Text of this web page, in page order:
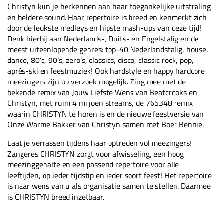
Christyn kun je herkennen aan haar toegankelijke uitstraling
en heldere sound. Haar repertoire is breed en kenmerkt zich
door de leukste medleys en hipste mash-ups van deze tijd!
Denk hierbij aan Nederlands-, Duits- en Engelstalig en de
meest uiteenlopende genres: top-40 Nederlandstalig, house,
dance, 80’s, 90’s, zero’s, classics, disco, classic rock, pop,
après-ski en feestmuziek! Ook hardstyle en happy hardcore
meezingers zijn op verzoek mogelijk. Zing mee met de
bekende remix van Jouw Liefste Wens van Beatcrooks en
Christyn, met ruim 4 miljoen streams, de 765348 remix
waarin CHRISTYN te horen is en de nieuwe feestversie van
Onze Warme Bakker van Christyn samen met Boer Bennie.
Laat je verrassen tijdens haar optreden vol meezingers!
Zangeres CHRISTYN zorgt voor afwisseling, een hoog
meezinggehalte en een passend repertoire voor alle
leeftijden, op ieder tijdstip en ieder soort feest! Het repertoire
is naar wens van u als organisatie samen te stellen. Daarmee
is CHRISTYN breed inzetbaar.